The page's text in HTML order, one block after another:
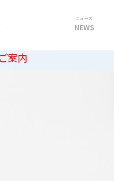
ニュース
NEWS